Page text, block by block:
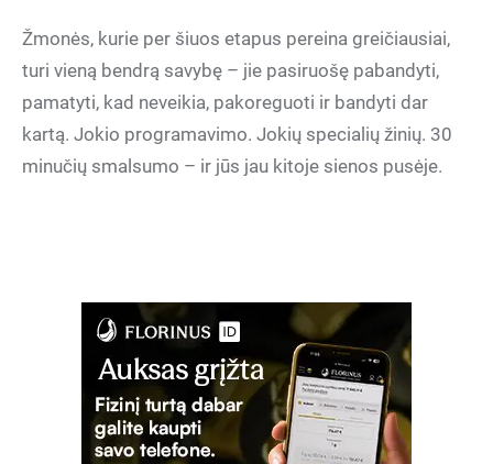
Žmonės, kurie per šiuos etapus pereina greičiausiai,
turi vieną bendrą savybę – jie pasiruošę pabandyti,
pamatyti, kad neveikia, pakoreguoti ir bandyti dar
kartą. Jokio programavimo. Jokių specialių žinių. 30
minučių smalsumo – ir jūs jau kitoje sienos pusėje.